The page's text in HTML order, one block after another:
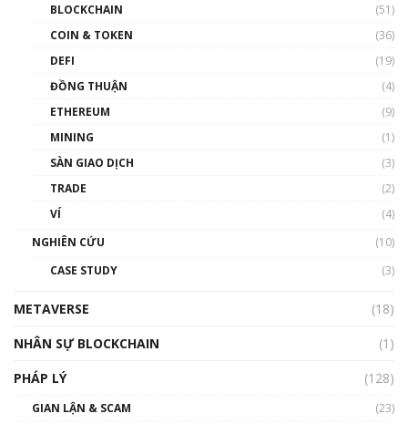
như thể nào?
00:39:31
Phổ cập Blockchain
thống & Crypto qua các cuộc chiến | Phổ cập
01:32:59
gió ấm
BLOCKCHAIN
(51)
COIN & TOKEN
(36)
DEFI
(19)
ĐỒNG THUẬN
(4)
ETHEREUM
(9)
MINING
(1)
SÀN GIAO DỊCH
(3)
TRADE
(2)
VÍ
(4)
NGHIÊN CỨU
(10)
CASE STUDY
(3)
METAVERSE
(18)
NHÂN SỰ BLOCKCHAIN
(1)
PHÁP LÝ
(128)
GIAN LẬN & SCAM
(23)